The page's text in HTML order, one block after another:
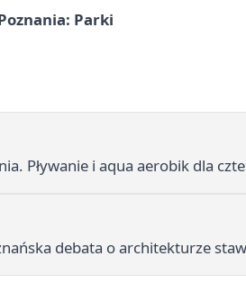
Parki
Pływanie i aqua aerobik dla
debata o architekturze